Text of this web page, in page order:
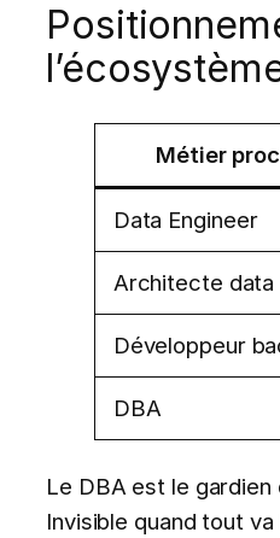
Métier
Data Engineer
Architecte data
Développeur
DBA
Le DBA est le gardien
Invisible quand tout